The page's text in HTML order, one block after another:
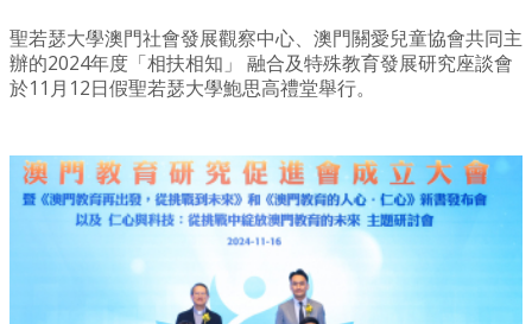
聖若瑟大學澳門社會發展觀察中心、澳門關愛兒童協會共同主
辦的2024年度「相扶相知」 融合及特殊教育發展研究座談會
於11月12日假聖若瑟大學鮑思高禮堂舉行。